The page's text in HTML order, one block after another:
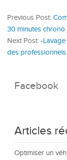
Previous Post:
30 minutes chrono
Next Post: -
des professionnels
Facebook
Articles
Optimiser un